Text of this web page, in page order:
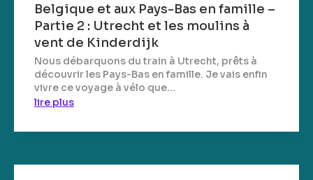
Belgique et aux Pays-Bas en famille –
Partie 2 : Utrecht et les moulins à
vent de Kinderdijk
Nous débarquons du train à Utrecht, prêts à
découvrir les Pays-Bas en famille. Je vais enfin
vivre ce voyage à vélo que...
lire plus